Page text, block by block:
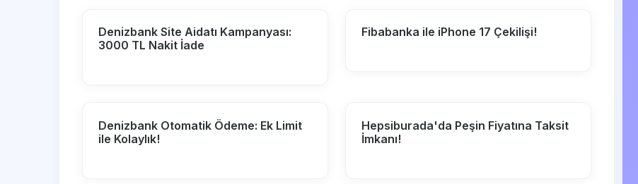
Denizbank Site Aidatı Kampanyası:
3000 TL Nakit İade
Fibabanka ile iPhone 17 Çekilişi!
Denizbank Otomatik Ödeme: Ek Limit
ile Kolaylık!
Hepsiburada'da Peşin Fiyatına Taksit
İmkanı!